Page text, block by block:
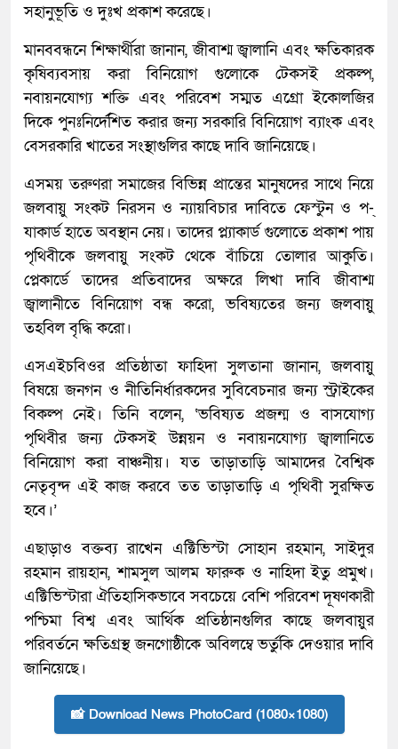
সহানুভূতি ও দুঃখ প্রকাশ করেছে।
মানববন্ধনে শিক্ষার্থীরা জানান, জীবাশ্ম জ্বালানি এবং ক্ষতিকারক
কৃষিব্যবসায় করা বিনিয়োগ গুলোকে টেকসই প্রকল্প,
নবায়নযোগ্য শক্তি এবং পরিবেশ সম্মত এগ্রো ইকোলজির
দিকে পুনঃনির্দেশিত করার জন্য সরকারি বিনিয়োগ ব্যাংক এবং
বেসরকারি খাতের সংস্থাগুলির কাছে দাবি জানিয়েছে।
এসময় তরুণরা সমাজের বিভিন্ন প্রান্তের মানুষদের সাথে নিয়ে
জলবায়ু সংকট নিরসন ও ন্যায়বিচার দাবিতে ফেস্টুন ও প-্
যাকার্ড হাতে অবস্থান নেয়। তাদের প্ল্যাকার্ড গুলোতে প্রকাশ পায়
পৃথিবীকে জলবায়ু সংকট থেকে বাঁচিয়ে তোলার আকুতি।
প্লেকার্ডে তাদের প্রতিবাদের অক্ষরে লিখা দাবি জীবাশ্ম
জ্বালানীতে বিনিয়োগ বন্ধ করো, ভবিষ্যতের জন্য জলবায়ু
তহবিল বৃদ্ধি করো।
এসএইচবিওর প্রতিষ্ঠাতা ফাহিদা সুলতানা জানান, জলবায়ু
বিষয়ে জনগন ও নীতিনির্ধারকদের সুবিবেচনার জন্য স্ট্রাইকের
বিকল্প নেই। তিনি বলেন, ‘ভবিষ্যত প্রজন্ম ও বাসযোগ্য
পৃথিবীর জন্য টেকসই উন্নয়ন ও নবায়নযোগ্য জ্বালানিতে
বিনিয়োগ করা বাঞ্চনীয়। যত তাড়াতাড়ি আমাদের বৈশ্বিক
নেতৃবৃন্দ এই কাজ করবে তত তাড়াতাড়ি এ পৃথিবী সুরক্ষিত
হবে।’
এছাড়াও বক্তব্য রাখেন এক্টিভিস্টা সোহান রহমান, সাইদুর
রহমান রায়হান, শামসুল আলম ফারুক ও নাহিদা ইতু প্রমুখ।
এক্টিভিস্টারা ঐতিহাসিকভাবে সবচেয়ে বেশি পরিবেশ দূষণকারী
পশ্চিমা বিশ্ব এবং আর্থিক প্রতিষ্ঠানগুলির কাছে জলবায়ুর
পরিবর্তনে ক্ষতিগ্রস্থ জনগোষ্ঠীকে অবিলম্বে ভর্তুকি দেওয়ার দাবি
জানিয়েছে।
📸 Download News PhotoCard (1080×1080)